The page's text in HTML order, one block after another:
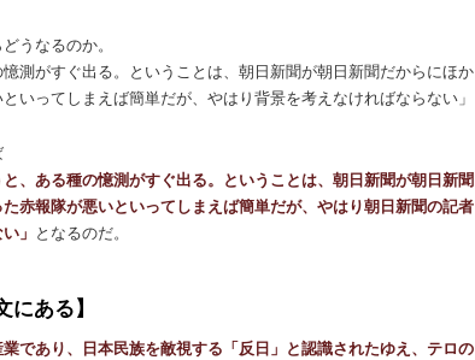
うなるのか。
測がすぐ出る。ということは、朝日新聞が朝日新聞だからにほか
いってしまえば簡単だが、やはり背景を考えなければならない」
、ある種の憶測がすぐ出る。ということは、朝日新聞が朝日新聞
赤報隊が悪いといってしまえば簡単だが、やはり朝日新聞の記者
」 となるのだ。
ある】
であり、日本民族を敵視する「反日」と認識されたゆえ、テロの